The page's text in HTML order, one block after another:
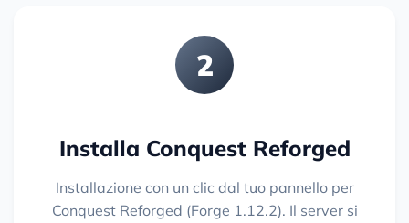
2
Installa Conquest Reforged
Installazione con un clic dal tuo pannello per
Conquest Reforged (Forge 1.12.2). Il server si